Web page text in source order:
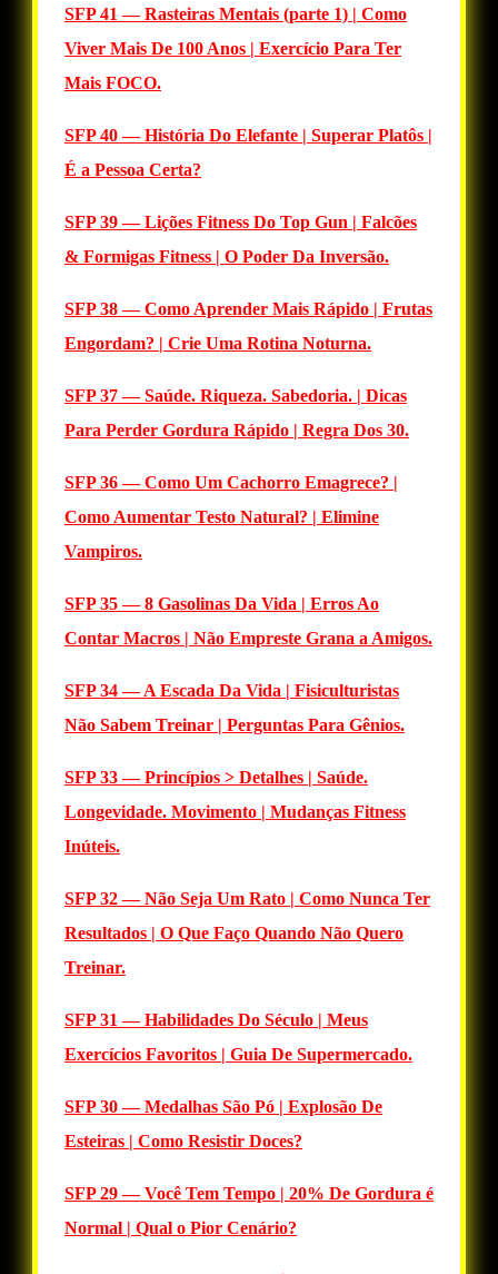
SFP 41 — Rasteiras Mentais (parte 1) | Como
Viver Mais De 100 Anos | Exercício Para Ter
Mais FOCO.
SFP 40 — História Do Elefante | Superar Platôs |
É a Pessoa Certa?
SFP 39 — Lições Fitness Do Top Gun | Falcões
& Formigas Fitness | O Poder Da Inversão.
SFP 38 — Como Aprender Mais Rápido | Frutas
Engordam? | Crie Uma Rotina Noturna.
SFP 37 — Saúde. Riqueza. Sabedoria. | Dicas
Para Perder Gordura Rápido | Regra Dos 30.
SFP 36 — Como Um Cachorro Emagrece? |
Como Aumentar Testo Natural? | Elimine
Vampiros.
SFP 35 — 8 Gasolinas Da Vida | Erros Ao
Contar Macros | Não Empreste Grana a Amigos.
SFP 34 — A Escada Da Vida | Fisiculturistas
Não Sabem Treinar | Perguntas Para Gênios.
SFP 33 — Princípios > Detalhes | Saúde.
Longevidade. Movimento | Mudanças Fitness
Inúteis.
SFP 32 — Não Seja Um Rato | Como Nunca Ter
Resultados | O Que Faço Quando Não Quero
Treinar.
SFP 31 — Habilidades Do Século | Meus
Exercícios Favoritos | Guia De Supermercado.
SFP 30 — Medalhas São Pó | Explosão De
Esteiras | Como Resistir Doces?
SFP 29 — Você Tem Tempo | 20% De Gordura é
Normal | Qual o Pior Cenário?